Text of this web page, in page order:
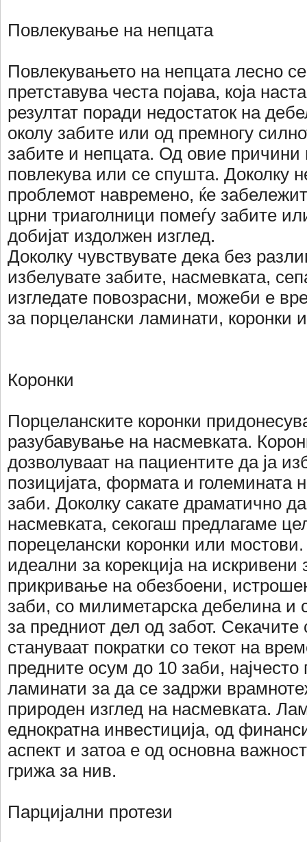
Повлекување на непцата
Повлекувањето на непцата лесно
претставува честа појава, која
резултат поради недостаток на
околу забите или од премногу
забите и непцата. Од овие причини
повлекува или се спушта. Доколку
проблемот навремено, ќе
црни триаголници помеѓу забите
добијат издолжен изглед.
Доколку чувствувате дека без
избелувате забите, насмевката,
изгледате повозрасни, можеби е
за порцелански ламинати, коронки
Коронки
Порцеланските коронки
разубавување на насмевката.
дозволуваат на пациентите да ја
позицијата, формата и големината
заби. Доколку сакате драматично
насмевката, секогаш предлагаме
порецелански коронки или
идеални за корекција на искривени
прикривање на обезбоени,
заби, со милиметарска дебелина и
за предниот дел од забот.
стануваат пократки со текот на
предните осум до 10 заби, најчесто
ламинати за да се задржи
природен изглед на насмевката.
еднократна инвестиција, од
аспект и затоа е од основна
грижа за нив.
Парцијални протези